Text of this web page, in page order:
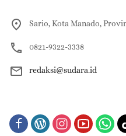
Sario, Kota Manado,
0821-9322-3338
redaksi@sudara.id